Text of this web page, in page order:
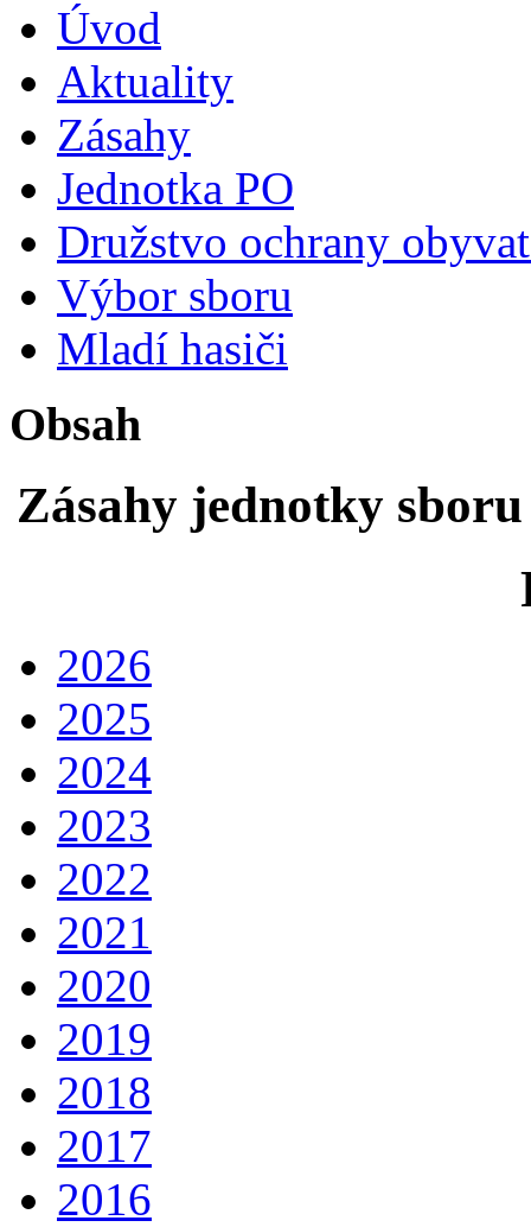
Úvod
Aktuality
Zásahy
Jednotka PO
Družstvo ochrany
Výbor sboru
Mladí hasiči
Obsah
Zásahy jednotky
2026
2025
2024
2023
2022
2021
2020
2019
2018
2017
2016